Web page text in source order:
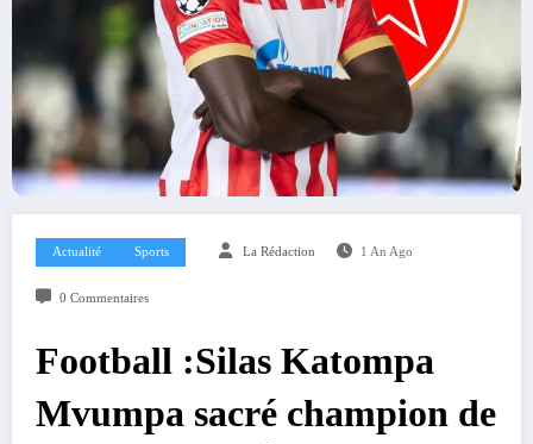
Actualité Sports La Rédaction 1 An Ago
0 Commentaires
Football :Silas Katompa
Mvumpa sacré champion de